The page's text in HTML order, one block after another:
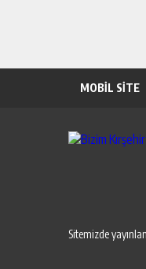
MOBİL SİTE
Sitemizde